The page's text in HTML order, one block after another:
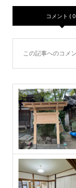
コメント (
この記事へのコメ